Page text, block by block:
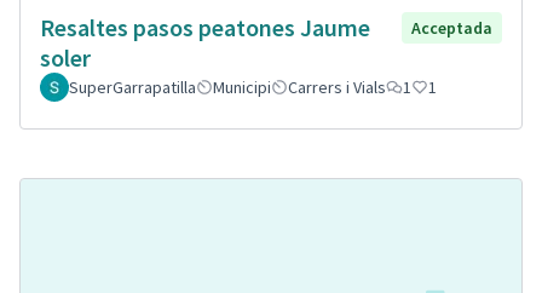
Resaltes pasos peatones Jaume
soler
Acceptada
SuperGarrapatilla Municipi Carrers i Vials 1 1